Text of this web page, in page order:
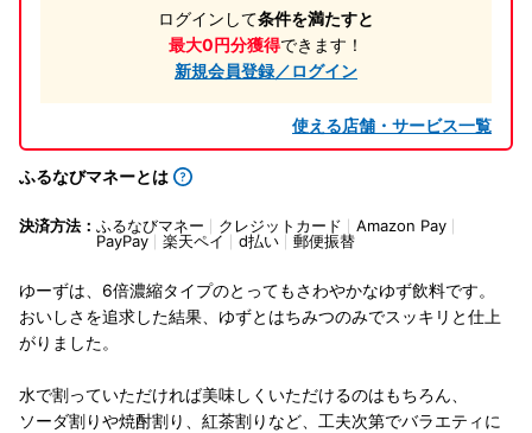
ログインして条件を満たすと
最大0円分獲得できます！
新規会員登録／ログイン
使える店舗・サービス一覧
ふるなびマネーとは
決済方法： ふるなびマネー クレジットカード
Amazon Pay
PayPay
楽天ペイ d払い 郵便振替
ゆーずは、6倍濃縮タイプのとってもさわやかなゆず飲料です。
おいしさを追求した結果、ゆずとはちみつのみでスッキリと仕上
がりました。
水で割っていただければ美味しくいただけるのはもちろん、
ソーダ割りや焼酎割り、紅茶割りなど、工夫次第でバラエティに